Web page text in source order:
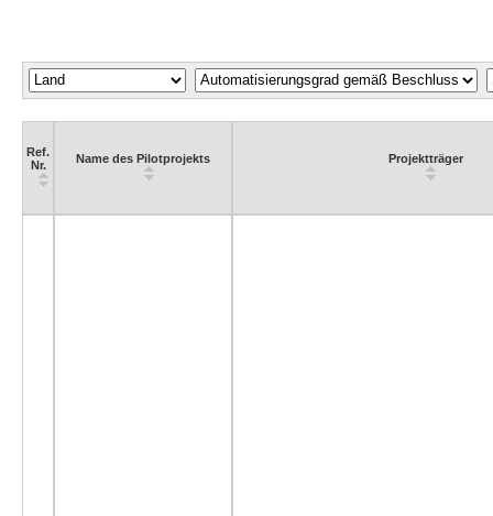
Ref.
Nr.
Name des Pilotprojekts Projektträger